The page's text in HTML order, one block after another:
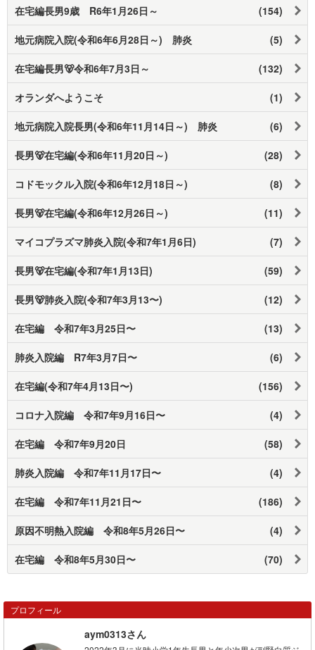
在宅編長男9歳 R6年1月26日～ (154)
地元病院入院(令和6年6月28日～) 肺炎 (5)
在宅編長男🐻令和6年7月3日～ (132)
オランダへようこそ (1)
地元病院入院長男(令和6年11月14日～) 肺炎 (6)
長男🐻在宅編(令和6年11月20日～) (28)
コドモックル入院(令和6年12月18日～) (8)
長男🐻在宅編(令和6年12月26日～) (11)
マイコプラズマ肺炎入院(令和7年1月6日) (7)
長男🐻在宅編(令和7年1月13日) (59)
長男🐻肺炎入院(令和7年3月13〜) (12)
在宅編 令和7年3月25日〜 (13)
肺炎入院編 R7年3月7日〜 (6)
在宅編(令和7年4月13日〜) (156)
コロナ入院編 令和7年9月16日〜 (4)
在宅編 令和7年9月20日 (58)
肺炎入院編 令和7年11月17日〜 (4)
在宅編 令和7年11月21日〜 (186)
原因不明熱入院編 令和8年5月26日〜 (4)
在宅編 令和8年5月30日〜 (70)
プロフィール
aym0313さん